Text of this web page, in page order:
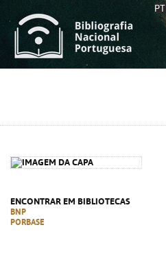
PT
ENCONTRAR EM BIBLIOTECAS
BNP
PORBASE